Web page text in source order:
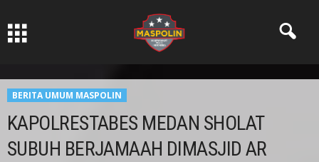
BERITA UMUM MASPOLIN
KAPOLRESTABES MEDAN SHOLAT
SUBUH BERJAMAAH DIMASJID AR